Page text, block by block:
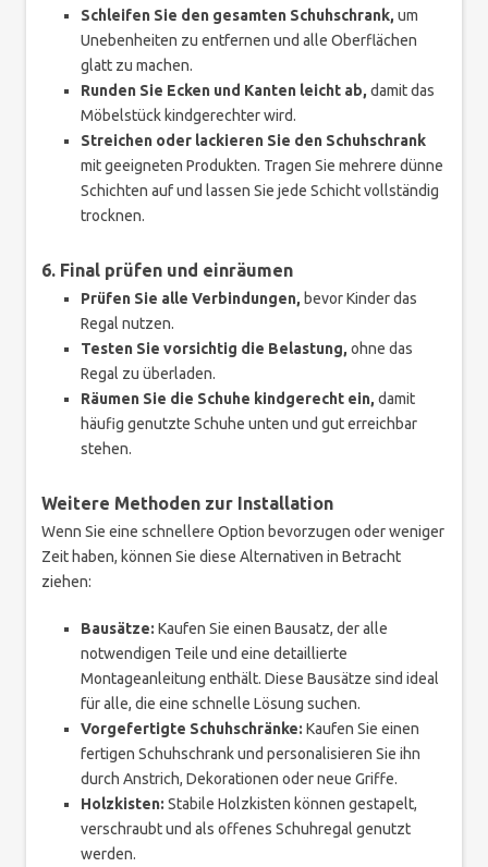
Schleifen Sie den gesamten Schuhschrank, um
Unebenheiten zu entfernen und alle Oberflächen
glatt zu machen.
Runden Sie Ecken und Kanten leicht ab, damit das
Möbelstück kindgerechter wird.
Streichen oder lackieren Sie den Schuhschrank
mit geeigneten Produkten. Tragen Sie mehrere dünne
Schichten auf und lassen Sie jede Schicht vollständig
trocknen.
6. Final prüfen und einräumen
Prüfen Sie alle Verbindungen, bevor Kinder das
Regal nutzen.
Testen Sie vorsichtig die Belastung, ohne das
Regal zu überladen.
Räumen Sie die Schuhe kindgerecht ein, damit
häufig genutzte Schuhe unten und gut erreichbar
stehen.
Weitere Methoden zur Installation
Wenn Sie eine schnellere Option bevorzugen oder weniger
Zeit haben, können Sie diese Alternativen in Betracht
ziehen:
Bausätze: Kaufen Sie einen Bausatz, der alle
notwendigen Teile und eine detaillierte
Montageanleitung enthält. Diese Bausätze sind ideal
für alle, die eine schnelle Lösung suchen.
Vorgefertigte Schuhschränke: Kaufen Sie einen
fertigen Schuhschrank und personalisieren Sie ihn
durch Anstrich, Dekorationen oder neue Griffe.
Holzkisten: Stabile Holzkisten können gestapelt,
verschraubt und als offenes Schuhregal genutzt
werden.